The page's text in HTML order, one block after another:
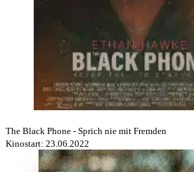
The Black Phone - Sprich nie mit Fremden
Kinostart: 23.06.2022